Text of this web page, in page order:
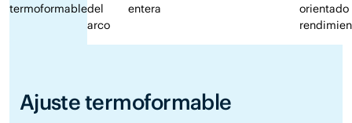
termoformabledel
arco
entera
orientado
Ajuste termoformable